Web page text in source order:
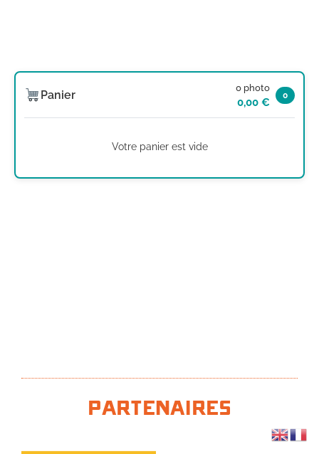
Panier
0 photo
0,00 €
0
Votre panier est vide
Partenaires